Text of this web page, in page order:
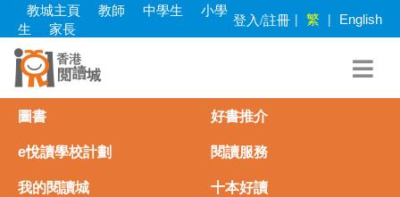
main
content
教城主頁 教師 中學生
小學
生
家長 登入/註冊 | 繁 | English
圖書 好書推介
e悅讀學校計劃 閱讀服務
我的閱讀城 十本好讀